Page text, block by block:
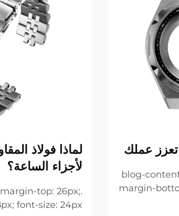
.blog-
margin-
لأجزاء الساعة؟
top: 26px;
font-size: 24px